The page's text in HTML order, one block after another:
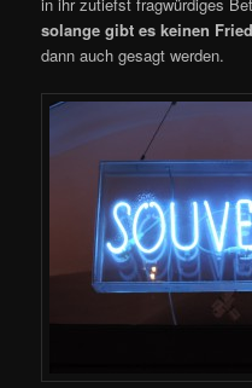
solange gibt es keinen
dann auch gesagt werden.